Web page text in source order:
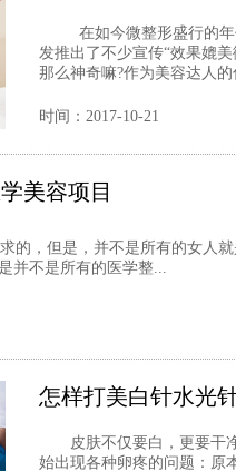
在如今微整形盛行的年代
发推出了不少宣传“效果媲
那么神奇嘛?作为美容达人
时间：2017-10-21
美容项目
的，但是，并不是所有的女人
并不是所有的医学整...
怎样打美白针水光
皮肤不仅要白，更要干
始出现各种卵疼的问题：原